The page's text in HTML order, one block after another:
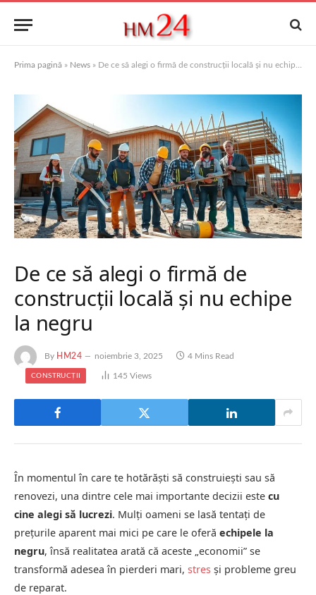
Prima pagină » News » De ce să alegi o firmă de construcții locală și nu echipe la negru
De ce să alegi o firmă de
construcții locală și nu echipe
la negru
By HM24 noiembrie 3, 2025 4 Mins Read
CONSTRUCȚII 145Views
În momentul în care te hotărăști să construiești sau să
renovezi, una dintre cele mai importante decizii este cu
cine alegi să lucrezi. Mulți oameni se lasă tentați de
prețurile aparent mai mici pe care le oferă echipele la
negru, însă realitatea arată că aceste „economii” se
transformă adesea în pierderi mari, stres și probleme greu
de reparat.